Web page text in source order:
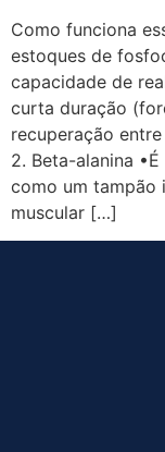
Como funciona
estoques de
capacidade de
curta duração
recuperação
2. Beta-alanina
como um tampão
muscular […]